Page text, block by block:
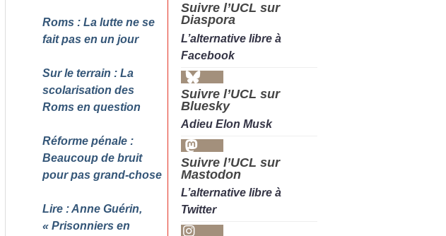
Roms : La lutte ne se
fait pas en un jour
Sur le terrain : La
scolarisation des
Roms en question
Réforme pénale :
Beaucoup de bruit
pour pas grand-chose
Lire : Anne Guérin,
« Prisonniers en
Suivre l’UCL sur
Diaspora
L’alternative libre à
Facebook
Suivre l’UCL sur
Bluesky
Adieu Elon Musk
Suivre l’UCL sur
Mastodon
L’alternative libre à
Twitter